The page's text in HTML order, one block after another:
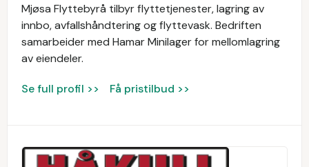
Mjøsa Flyttebyrå tilbyr flyttetjenester, lagring av
innbo, avfallshåndtering og flyttevask. Bedriften
samarbeider med Hamar Minilager for mellomlagring
av eiendeler.
Se full profil >> Få pristilbud >>